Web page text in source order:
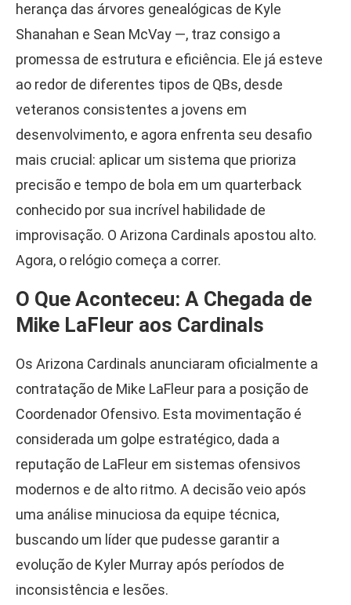
herança das árvores genealógicas de Kyle
Shanahan e Sean McVay —, traz consigo a
promessa de estrutura e eficiência. Ele já esteve
ao redor de diferentes tipos de QBs, desde
veteranos consistentes a jovens em
desenvolvimento, e agora enfrenta seu desafio
mais crucial: aplicar um sistema que prioriza
precisão e tempo de bola em um quarterback
conhecido por sua incrível habilidade de
improvisação. O Arizona Cardinals apostou alto.
Agora, o relógio começa a correr.
O Que Aconteceu: A Chegada de
Mike LaFleur aos Cardinals
Os Arizona Cardinals anunciaram oficialmente a
contratação de Mike LaFleur para a posição de
Coordenador Ofensivo. Esta movimentação é
considerada um golpe estratégico, dada a
reputação de LaFleur em sistemas ofensivos
modernos e de alto ritmo. A decisão veio após
uma análise minuciosa da equipe técnica,
buscando um líder que pudesse garantir a
evolução de Kyler Murray após períodos de
inconsistência e lesões.